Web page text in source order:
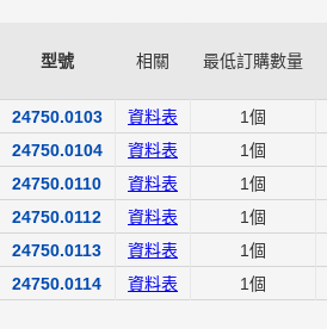
型號 相關 最低訂購數量
24750.0103
資料表 1個
24750.0104
資料表 1個
24750.0110
資料表 1個
24750.0112
資料表 1個
24750.0113
資料表 1個
24750.0114
資料表 1個